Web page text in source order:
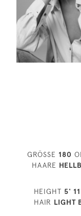
GRÖSSE 180
HAARE
HEIGHT 5'
HAIR LIGHT